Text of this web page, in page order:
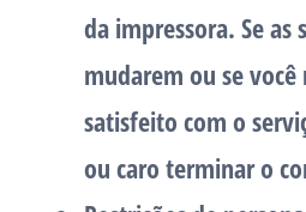
da impressora. Se as
mudarem ou se
satisfeito com o
ou caro terminar o